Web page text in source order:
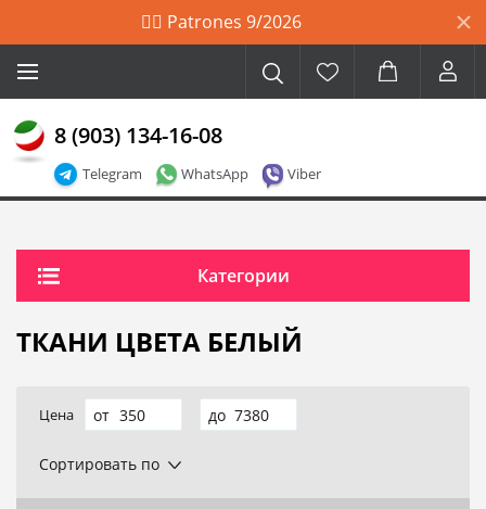
🙋‍♀️ Patrones 9/2026
Telegram WhatsApp Viber
8 (903) 134-16-08
Категории
ТКАНИ ЦВЕТА БЕЛЫЙ
Цена
Сортировать по